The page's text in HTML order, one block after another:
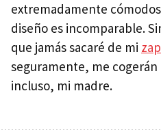
extremadamente
diseño es incomparable.
que jamás sacaré de mi
seguramente, me cogerán
incluso, mi madre.